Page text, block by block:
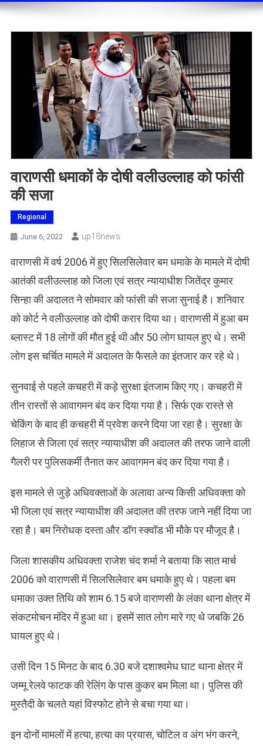
वाराणसी धमाकों के दोषी वलीउल्लाह को फांसी
की सजा
Regional
June 6, 2022 Up18news
वाराणसी में वर्ष 2006 में हुए सिलसिलेवार बम धमाके के मामले में दोषी
आतंकी वलीउल्लाह को जिला एवं सत्र न्यायाधीश जितेंद्र कुमार
सिन्हा की अदालत ने सोमवार को फांसी की सजा सुनाई है। शनिवार
को कोर्ट ने वलीउल्लाह को दोषी करार दिया था। वाराणसी में हुआ बम
ब्लास्ट में 18 लोगों की मौत हुई थी और 50 लोग घायल हुए थे। सभी
लोग इस चर्चित मामले में अदालत के फैसले का इंतजार कर रहे थे।
सुनवाई से पहले कचहरी में कड़े सुरक्षा इंतजाम किए गए। कचहरी में
तीन रास्तों से आवागमन बंद कर दिया गया है। सिर्फ एक रास्ते से
चेकिंग के बाद ही कचहरी में प्रवेश करने दिया जा रहा है। सुरक्षा के
लिहाज से जिला एवं सत्र न्यायाधीश की अदालत की तरफ जाने वाली
गैलरी पर पुलिसकर्मी तैनात कर आवागमन बंद कर दिया गया है।
इस मामले से जुड़े अधिवक्ताओं के अलावा अन्य किसी अधिवक्ता को
भी जिला एवं सत्र न्यायाधीश की अदालत की तरफ जाने नहीं दिया जा
रहा है। बम निरोधक दस्ता और डॉग स्क्वॉड भी मौके पर मौजूद है।
जिला शासकीय अधिवक्ता राजेश चंद शर्मा ने बताया कि सात मार्च
2006 को वाराणसी में सिलसिलेवार बम धमाके हुए थे। पहला बम
धमाका उक्त तिथि को शाम 6.15 बजे वाराणसी के लंका थाना क्षेत्र में
संकटमोचन मंदिर में हुआ था। इसमें सात लोग मारे गए थे जबकि 26
घायल हुए थे।
उसी दिन 15 मिनट के बाद 6.30 बजे दशाश्वमेध घाट थाना क्षेत्र में
जम्मू रेलवे फाटक की रेलिंग के पास कुकर बम मिला था। पुलिस की
मुस्तैदी के चलते यहां विस्फोट होने से बचा गया था।
इन दोनों मामलों में हत्या, हत्या का प्रयास, चोटिल व अंग भंग करने,